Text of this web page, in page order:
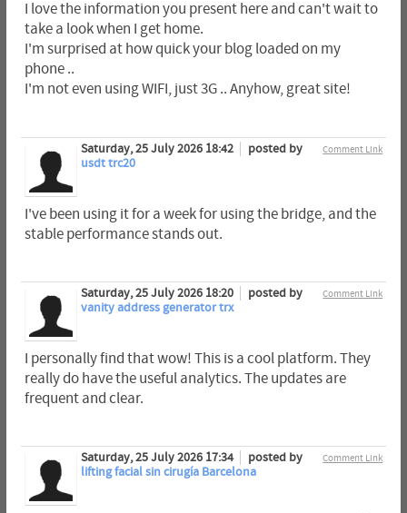
I love the information you present here and can't wait to
take a look when I get home.
I'm surprised at how quick your blog loaded on my
phone ..
I'm not even using WIFI, just 3G .. Anyhow, great site!
Comment Link
Saturday, 25 July 2026 18:42
posted by
usdt trc20
I've been using it for a week for using the bridge, and the
stable performance stands out.
Comment Link
Saturday, 25 July 2026 18:20
posted by
vanity address generator trx
I personally find that wow! This is a cool platform. They
really do have the useful analytics. The updates are
frequent and clear.
Comment Link
Saturday, 25 July 2026 17:34
posted by
lifting facial sin cirugía Barcelona